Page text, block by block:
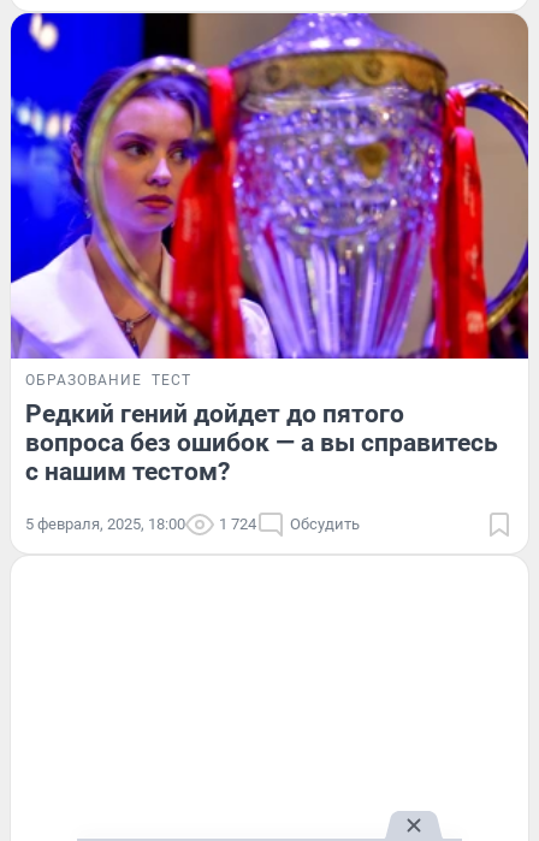
ОБРАЗОВАНИЕ ТЕСТ
Редкий гений дойдет до пятого
вопроса без ошибок — а вы справитесь
с нашим тестом?
5 февраля, 2025, 18:00 1 724 Обсудить